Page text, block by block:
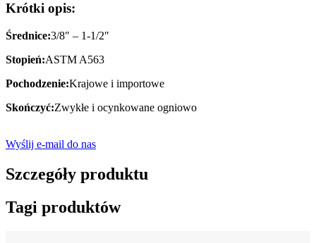
Krótki opis:
Średnice:3/8″ – 1-1/2″
Stopień:ASTM A563
Pochodzenie:Krajowe i importowe
Skończyć:Zwykłe i ocynkowane ogniowo
Wyślij e-mail do nas
Szczegóły produktu
Tagi produktów